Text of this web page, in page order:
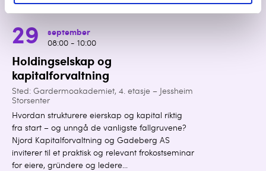
29
september
08:00 - 10:00
Holdingselskap og
kapitalforvaltning
Sted: Gardermoakademiet, 4. etasje – Jessheim
Storsenter
Hvordan strukturere eierskap og kapital riktig
fra start – og unngå de vanligste fallgruvene?
Njord Kapitalforvaltning og Gadeberg AS
inviterer til et praktisk og relevant frokostseminar
for eiere, gründere og ledere...